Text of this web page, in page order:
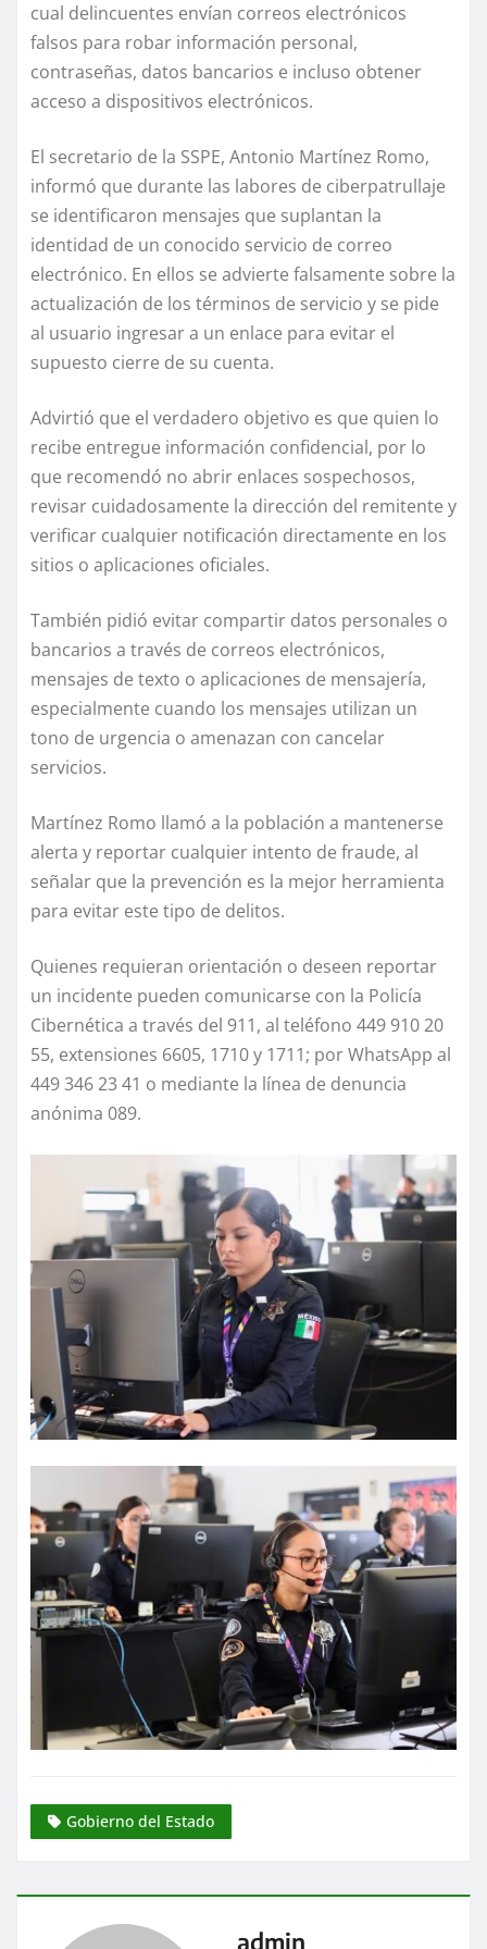
cual delincuentes envían correos electrónicos
falsos para robar información personal,
contraseñas, datos bancarios e incluso obtener
acceso a dispositivos electrónicos.
El secretario de la SSPE, Antonio Martínez Romo,
informó que durante las labores de ciberpatrullaje
se identificaron mensajes que suplantan la
identidad de un conocido servicio de correo
electrónico. En ellos se advierte falsamente sobre la
actualización de los términos de servicio y se pide
al usuario ingresar a un enlace para evitar el
supuesto cierre de su cuenta.
Advirtió que el verdadero objetivo es que quien lo
recibe entregue información confidencial, por lo
que recomendó no abrir enlaces sospechosos,
revisar cuidadosamente la dirección del remitente y
verificar cualquier notificación directamente en los
sitios o aplicaciones oficiales.
También pidió evitar compartir datos personales o
bancarios a través de correos electrónicos,
mensajes de texto o aplicaciones de mensajería,
especialmente cuando los mensajes utilizan un
tono de urgencia o amenazan con cancelar
servicios.
Martínez Romo llamó a la población a mantenerse
alerta y reportar cualquier intento de fraude, al
señalar que la prevención es la mejor herramienta
para evitar este tipo de delitos.
Quienes requieran orientación o deseen reportar
un incidente pueden comunicarse con la Policía
Cibernética a través del 911, al teléfono 449 910 20
55, extensiones 6605, 1710 y 1711; por WhatsApp al
449 346 23 41 o mediante la línea de denuncia
anónima 089.
Gobierno del Estado
admin